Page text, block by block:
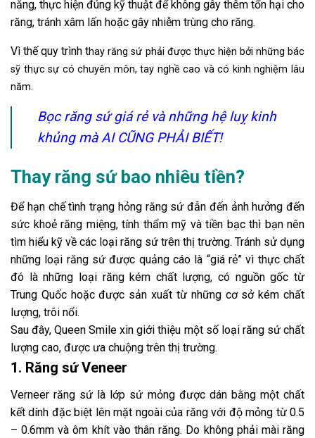
năng, thực hiện đúng kỹ thuật để không gây thêm tổn hại cho
răng, tránh xâm lấn hoặc gây nhiễm trùng cho răng.
Vì thế quy trình thay răng sứ phải được thực hiện bởi những bác
sỹ thực sự có chuyên môn, tay nghề cao và có kinh nghiệm lâu
năm.
Bọc răng sứ giá rẻ và những hệ luỵ kinh
khủng mà AI CŨNG PHẢI BIẾT!
Thay răng sứ bao nhiêu tiền?
Để hạn chế tình trạng hỏng răng sứ đẫn đến ảnh hưởng đến
sức khoẻ răng miệng, tính thẩm mỹ và tiền bạc thì bạn nên
tìm hiểu kỹ về các loại răng sứ trên thị trường. Tránh sử dụng
những loại răng sứ được quảng cáo là “giá rẻ” vì thực chất
đó là những loại răng kém chất lượng, có nguồn gốc từ
Trung Quốc hoặc được sản xuất từ những cơ sở kém chất
lượng, trôi nổi.
Sau đây, Queen Smile xin giới thiệu một số loại răng sứ chất
lượng cao, được ưa chuộng trên thị trường.
1. Răng sứ Veneer
Verneer răng sứ là lớp sứ mỏng được dán bằng một chất
kết dính đặc biệt lên mặt ngoài của răng với độ mỏng từ 0.5
– 0.6mm và ôm khít vào thân răng. Do không phải mài răng